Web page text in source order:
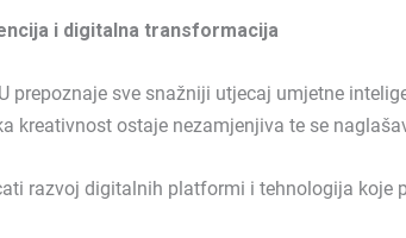
i digitalna transformacija
prepoznaje sve snažniji utjecaj umjetne
kreativnost ostaje nezamjenjiva te se
razvoj digitalnih platformi i tehnologija koje